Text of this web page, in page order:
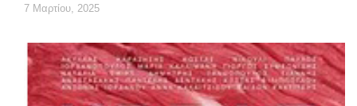
7 Μαρτίου, 2025